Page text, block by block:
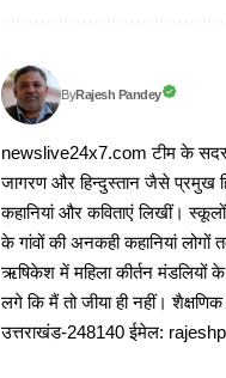
ByRajesh Pandey
newslive24x7.com टीम के
जागरण और हिन्दुस्तान जैसे प्रमुख
कहानियां और कविताएं लिखीं।
के गांवों की अनकही कहानियां
ऋषिकेश में महिला कीर्तन मंडलियों
लगे कि मैं तो जीया ही नहीं।
उत्तराखंड-248140 ईमेल: